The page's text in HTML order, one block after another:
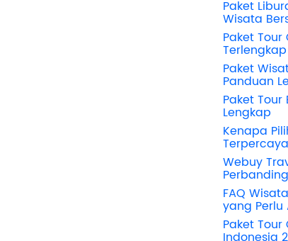
Paket
Wisata
Paket
Paket
Panduan
Paket
Lengkap
Kenapa
Webuy
FAQ
yang Perlu
Paket
Indonesia